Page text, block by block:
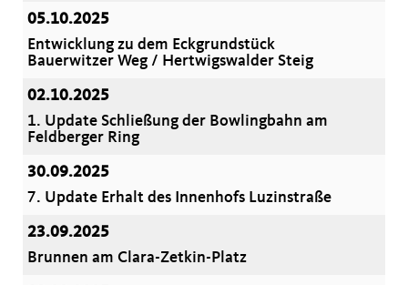
05.10.2025
Entwicklung zu dem Eckgrundstück
Bauerwitzer Weg / Hertwigswalder Steig
02.10.2025
1. Update Schließung der Bowlingbahn am
Feldberger Ring
30.09.2025
7. Update Erhalt des Innenhofs Luzinstraße
23.09.2025
Brunnen am Clara-Zetkin-Platz